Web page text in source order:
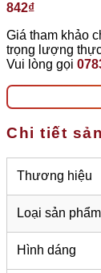
842₫
Giá tham khảo
trọng lượng
Vui lòng gọi
Chi tiết
Thương hiệu
Loại sản phẩm
Hình dáng